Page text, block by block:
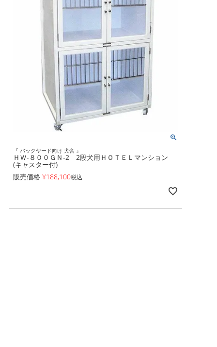
『 バックヤード向け 犬舎 』
ＨＷ-８００ＧＮ-2 2段犬用ＨＯＴＥＬマンション
(キャスター付)
販売価格 ¥188,100税込